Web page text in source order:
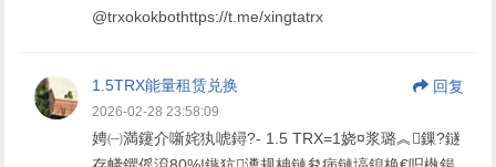
@trxokokbothttps://t.me/xingtatrx
1.5TRX能量租赁兑换 回复
2026-02-28 23:58:09
娉㈠満鑳介噺姹犱唬鐞?- 1.5 TRX=1娆¤浆璐︽鏁?鐩